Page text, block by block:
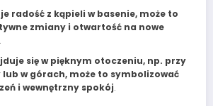
radość z kąpieli w basenie, może to
zmiany i otwartość na nowe
.
się w pięknym otoczeniu, np. przy
lub w górach, może to symbolizować
i wewnętrzny spokój.